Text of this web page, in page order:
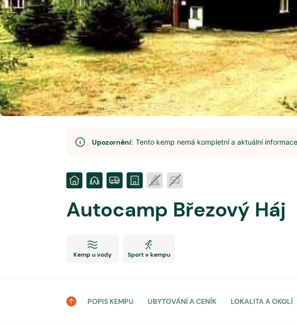
Upozornění: Tento kemp nemá kompletní a aktuální
Autocamp Březový Háj
Kemp u vody Sport v kempu
POPIS KEMPU UBYTOVÁNÍ A CENÍK LOKALITA A OKOLÍ